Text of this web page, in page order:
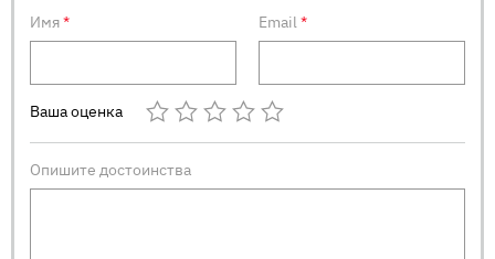
Имя* Email*
Ваша оценка
Опишите достоинства